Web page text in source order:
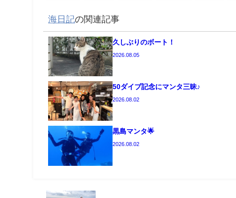
海日記の関連記事
久しぶりのボート！
2026.08.05
50ダイブ記念にマンタ三昧♪
2026.08.02
黒島マンタ🌟
2026.08.02